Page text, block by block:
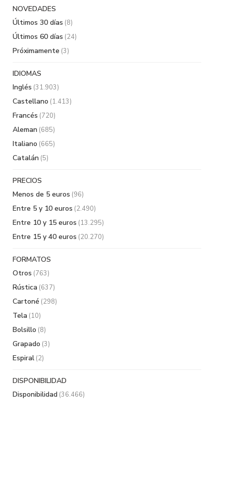
NOVEDADES
Últimos 30 días (8)
Últimos 60 días (24)
Próximamente (3)
IDIOMAS
Inglés (31.903)
Castellano (1.413)
Francés (720)
Aleman (685)
Italiano (665)
Catalán (5)
PRECIOS
Menos de 5 euros (96)
Entre 5 y 10 euros (2.490)
Entre 10 y 15 euros (13.295)
Entre 15 y 40 euros (20.270)
FORMATOS
Otros (763)
Rústica (637)
Cartoné (298)
Tela (10)
Bolsillo (8)
Grapado (3)
Espiral (2)
DISPONIBILIDAD
Disponibilidad (36.466)